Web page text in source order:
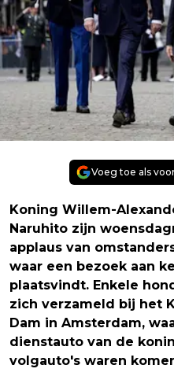
Voeg toe als
Koning Willem-
Naruhito zijn
applaus van
waar een bezoek aan
plaatsvindt. Enkele
zich verzameld bij het
Dam in Amsterdam,
dienstauto van de
volgauto's waren